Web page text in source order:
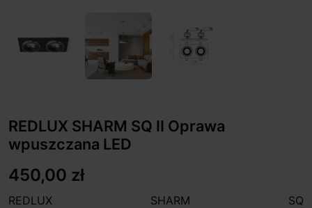
REDLUX SHARM SQ II Oprawa
wpuszczana LED
450,00 zł
REDLUX SHARM SQ